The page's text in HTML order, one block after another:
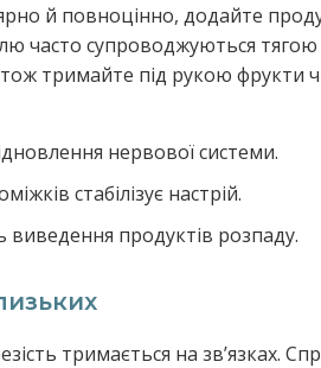
й повноцінно, додайте
часто супроводжуються
тримайте під рукою фрукти
нервової системи.
стабілізує настрій.
продуктів розпаду.
тримається на звʼязках.